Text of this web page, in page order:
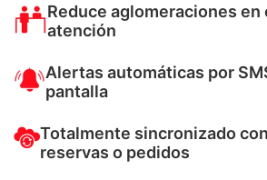
Reduce aglomeraciones en
atención
Alertas automáticas por
pantalla
Totalmente sincronizado
reservas o pedidos